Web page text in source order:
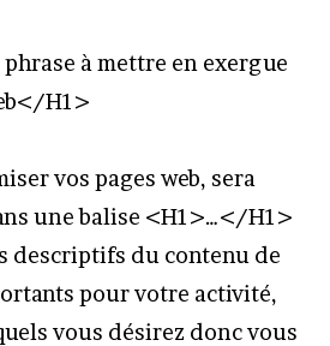
à mettre en exergue
H1>
vos pages web, sera
une balise <H1>…</H1>
descriptifs du contenu de
pour votre activité,
vous désirez donc vous